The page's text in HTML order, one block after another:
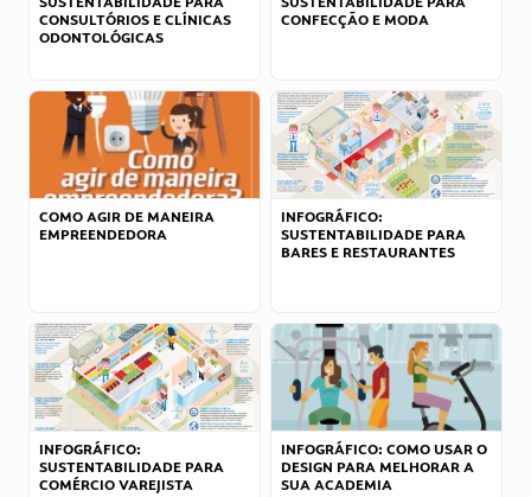
CONSULTÓRIOS E CLÍNICAS
ODONTOLÓGICAS
CONFECÇÃO E MODA
COMO AGIR DE MANEIRA
EMPREENDEDORA
INFOGRÁFICO:
SUSTENTABILIDADE PARA
BARES E RESTAURANTES
INFOGRÁFICO:
SUSTENTABILIDADE PARA
COMÉRCIO VAREJISTA
INFOGRÁFICO: COMO USAR O
DESIGN PARA MELHORAR A
SUA ACADEMIA